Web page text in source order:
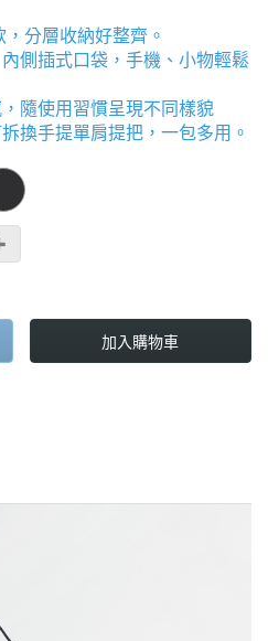
分層收納好整齊。
側插式口袋，手機、小物輕鬆
隨使用習慣呈現不同樣貌
換手提單肩提把，一包多用。
加入購物車